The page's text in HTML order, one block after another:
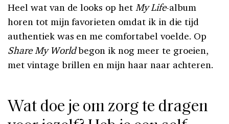
Heel wat van de looks op het My Life-album
horen tot mijn favorieten omdat ik in die tijd
authentiek was en me comfortabel voelde. Op
Share My Worldbegon ik nog meer te groeien,
met vintage brillen en mijn haar naar achteren.
Wat doe je om zorg te dragen